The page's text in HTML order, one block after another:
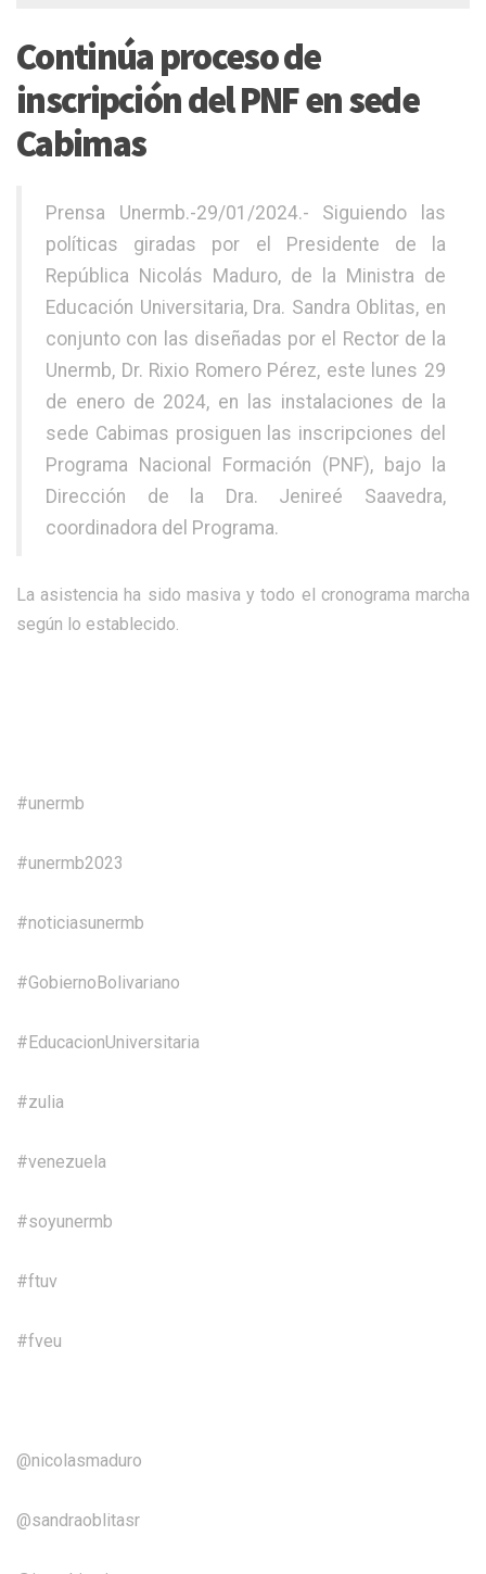
Continúa proceso de
inscripción del PNF en sede
Cabimas
Prensa Unermb.-29/01/2024.- Siguiendo las
políticas giradas por el Presidente de la
República Nicolás Maduro, de la Ministra de
Educación Universitaria, Dra. Sandra Oblitas, en
conjunto con las diseñadas por el Rector de la
Unermb, Dr. Rixio Romero Pérez, este lunes 29
de enero de 2024, en las instalaciones de la
sede Cabimas prosiguen las inscripciones del
Programa Nacional Formación (PNF), bajo la
Dirección de la Dra. Jenireé Saavedra,
coordinadora del Programa.
La asistencia ha sido masiva y todo el cronograma marcha
según lo establecido.
#unermb
#unermb2023
#noticiasunermb
#GobiernoBolivariano
#EducacionUniversitaria
#zulia
#venezuela
#soyunermb
#ftuv
#fveu
@nicolasmaduro
@sandraoblitasr